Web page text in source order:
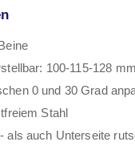
100-115-128 mm
0 und 30 Grad
Stahl
als auch Unterseite